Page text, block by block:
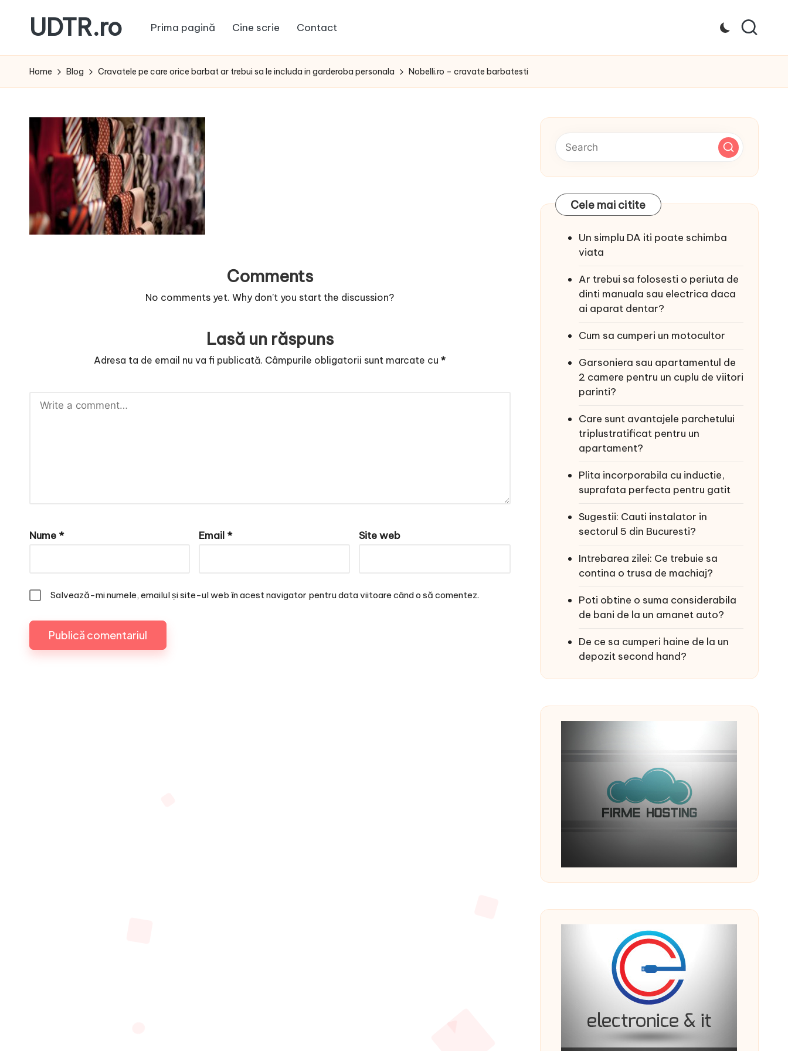
content
UDTR.ro
dorul
te
Prima pagină Cine scrie Contact
Home Blog Cravatele pe care orice barbat ar trebui sa le includa in garderoba personala Nobelli.ro – cravate barbatesti
Comments
No comments yet. Why don’t you start the discussion?
Lasă un răspuns
Adresa ta de email nu va fi publicată. Câmpurile obligatorii sunt marcate cu*
Nume * Email * Site web
Salvează-mi numele, emailul și site-ul web în acest navigator pentru data viitoare când o să comentez.
Cele mai citite
Un simplu DA iti poate schimba
viata
Ar trebui sa folosesti o periuta de
dinti manuala sau electrica daca
ai aparat dentar?
Cum sa cumperi un motocultor
Garsoniera sau apartamentul de
2 camere pentru un cuplu de viitori
parinti?
Care sunt avantajele parchetului
triplustratificat pentru un
apartament?
Plita incorporabila cu inductie,
suprafata perfecta pentru gatit
Sugestii: Cauti instalator in
sectorul 5 din Bucuresti?
Intrebarea zilei: Ce trebuie sa
contina o trusa de machiaj?
Poti obtine o suma considerabila
de bani de la un amanet auto?
De ce sa cumperi haine de la un
depozit second hand?